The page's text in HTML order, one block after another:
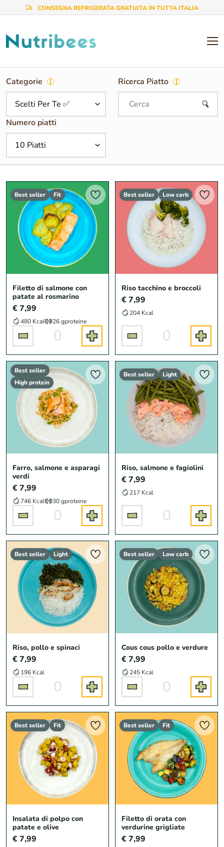
CONSEGNA REFRIGERATA GRATUITA IN TUTTA ITALIA
AREA PERSONALE
Categorie Ricerca Piatto
Numero piatti
Best seller Fit
Filetto di salmone con
patate al rosmarino
€ 7,99
480 Kcal 26 gproteine
0
Best seller Low carb
Riso tacchino e broccoli
€ 7,99
204 Kcal
0
Best seller
High protein
Farro, salmone e asparagi
verdi
€ 7,99
746 Kcal 30 gproteine
0
Best seller Light
Riso, salmone e fagiolini
€ 7,99
217 Kcal
0
Best seller Light
Riso, pollo e spinaci
€ 7,99
196 Kcal
0
Best seller Low carb
Cous cous pollo e verdure
€ 7,99
245 Kcal
0
Best seller Fit
Insalata di polpo con
patate e olive
€ 7,99
Best seller Fit
Filetto di orata con
verdurine grigliate
€ 7,99